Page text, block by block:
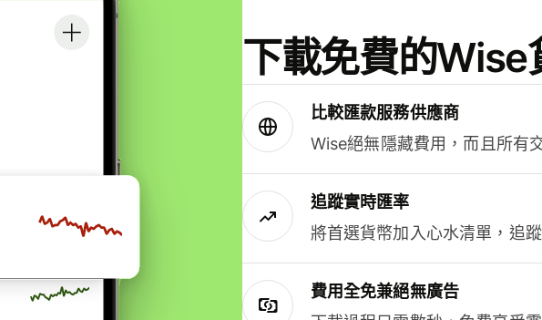
下載免費的
比較匯款服務供應商
Wise絕無隱藏費用，而且所有
追蹤實時匯率
將首選貨幣加入心水清單，追
費用全免兼絕無廣告